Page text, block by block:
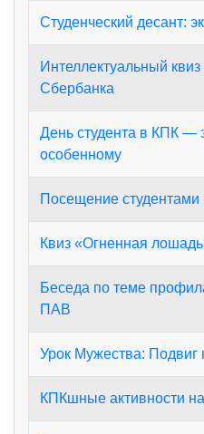
Студенческий десант:
Интеллектуальный
Сбербанка
День студента в КПК —
особенному
Посещение студентами
Квиз «Огненная
Беседа по теме
ПАВ
Урок Мужества: Подвиг
КПКшные активности